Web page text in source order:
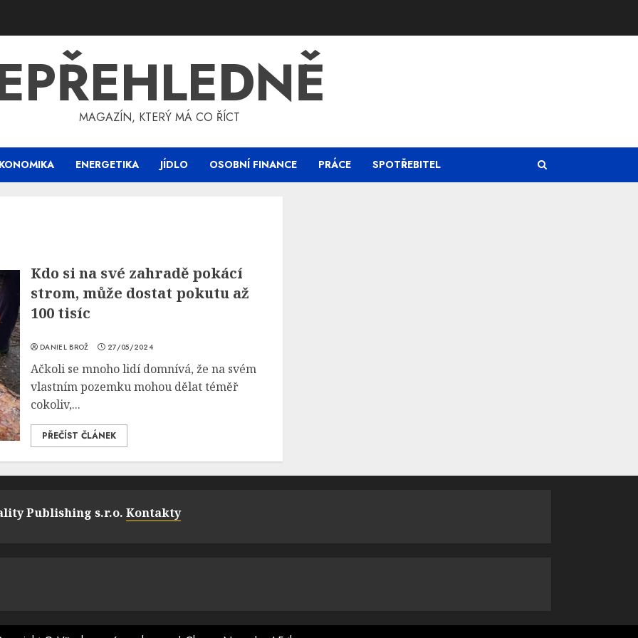
MAGAZÍN, KTERÝ MÁ CO ŘÍCT
ENERGETIKA JÍDLO OSOBNÍ FINANCE PRÁCE SPOTŘEBITEL
Kdo si na své zahradě pokácí
strom, může dostat pokutu až
100 tisíc
DANIEL BROŽ 27/05/2024
Ačkoli se mnoho lidí domnívá, že na svém
vlastním pozemku mohou dělat téměř
cokoliv,...
PŘEČÍST ČLÁNEK
Publishing s.r.o. Kontakty